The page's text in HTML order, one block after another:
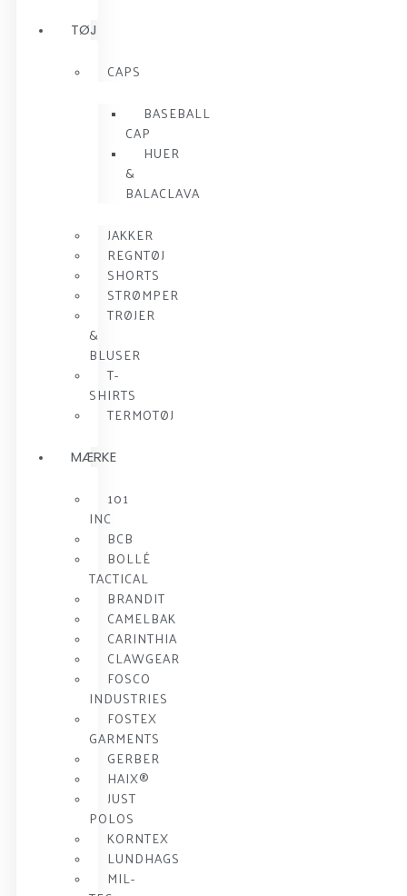
TØJ
CAPS
BASEBALL
CAP
HUER
&
BALACLAVA
JAKKER
REGNTØJ
SHORTS
STRØMPER
TRØJER
&
BLUSER
T-
SHIRTS
TERMOTØJ
MÆRKE
101
INC
BCB
BOLLÉ
TACTICAL
BRANDIT
CAMELBAK
CARINTHIA
CLAWGEAR
FOSCO
INDUSTRIES
FOSTEX
GARMENTS
GERBER
HAIX®
JUST
POLOS
KORNTEX
LUNDHAGS
MIL-